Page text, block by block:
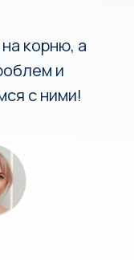
корню, а
и
с ними!